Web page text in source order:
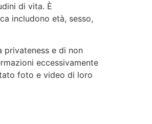
di vita. È
includono età, sesso,
privateness e di non
eccessivamente
foto e video di loro